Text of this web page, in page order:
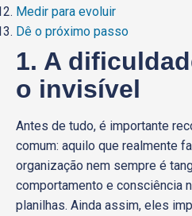
Medir para evoluir
Dê o próximo passo
1. A
o invisível
Antes de tudo, é importante
comum: aquilo que realmente
organização nem sempre é
comportamento e consciência
planilhas. Ainda assim, eles